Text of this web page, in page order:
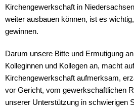
Kirchengewerkschaft in
weiter ausbauen können, ist es
gewinnen.
Darum unsere Bitte und Ermutigung
Kolleginnen und Kollegen an, macht
Kirchengewerkschaft aufmerksam,
vor Gericht, vom gewerkschaftlichen
unserer Unterstützung in schwierigen